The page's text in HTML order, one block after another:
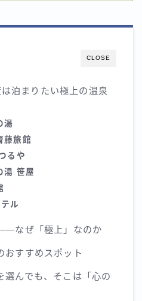
CLOSE
は泊まりたい極上の温泉
湯
藤旅館
るや
湯 笹屋
ル
なぜ「極上」なのか
おすすめスポット
選んでも、そこは「心の